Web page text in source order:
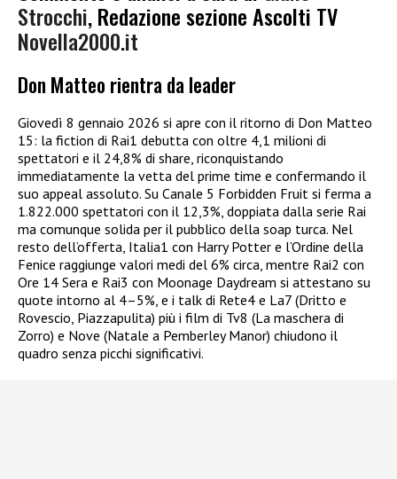
Strocchi, Redazione sezione Ascolti TV
Novella2000.it
Don Matteo rientra da leader
Giovedì 8 gennaio 2026 si apre con il ritorno di Don Matteo
15: la fiction di Rai1 debutta con oltre 4,1 milioni di
spettatori e il 24,8% di share, riconquistando
immediatamente la vetta del prime time e confermando il
suo appeal assoluto. Su Canale 5 Forbidden Fruit si ferma a
1.822.000 spettatori con il 12,3%, doppiata dalla serie Rai
ma comunque solida per il pubblico della soap turca. Nel
resto dell’offerta, Italia1 con Harry Potter e l’Ordine della
Fenice raggiunge valori medi del 6% circa, mentre Rai2 con
Ore 14 Sera e Rai3 con Moonage Daydream si attestano su
quote intorno al 4–5%, e i talk di Rete4 e La7 (Dritto e
Rovescio, Piazzapulita) più i film di Tv8 (La maschera di
Zorro) e Nove (Natale a Pemberley Manor) chiudono il
quadro senza picchi significativi.